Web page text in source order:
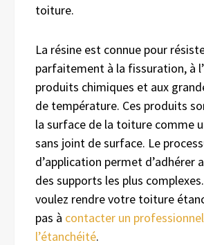
toiture.
La résine est connue pour
parfaitement à la fissuration, à
produits chimiques et aux
de température. Ces produits
la surface de la toiture comme
sans joint de surface. Le
d’application permet d’adhérer
des supports les plus
voulez rendre votre toiture
pas à contacter un
l’étanchéité.